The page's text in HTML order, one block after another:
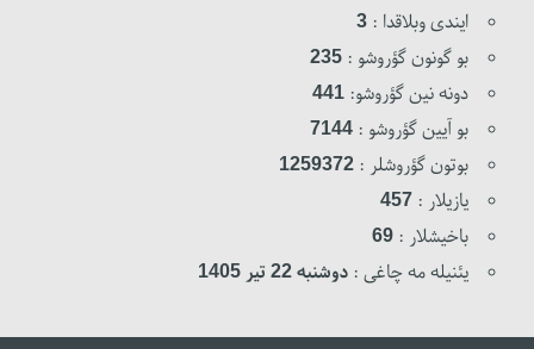
ایندی وبلاقدا : 3
بو گونون گؤروشو : 235
دونه نین گؤروشو: 441
بو آیین گؤروشو : 7144
بوتون گؤروشلر : 1259372
یازیلار : 457
باخیشلار : 69
یئنیله مه چاغی : دوشنبه 22 تیر 1405